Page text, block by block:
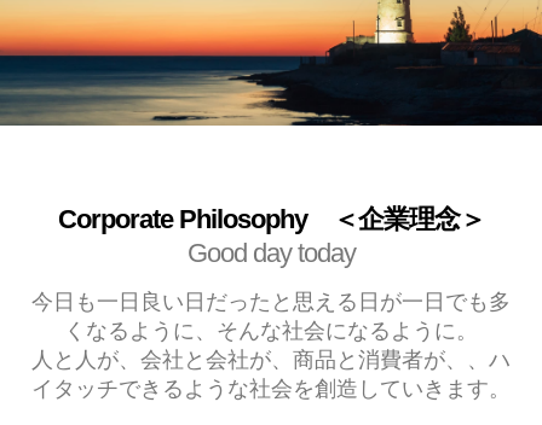
Corporate Philosophy ＜企業理念＞
Good day today
今日も一日良い日だったと思える日が一日でも多
くなるように、そんな社会になるように。
人と人が、会社と会社が、商品と消費者が、、ハ
イタッチできるような社会を創造していきます。